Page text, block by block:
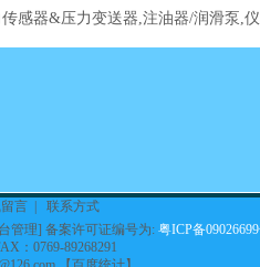
感器&压力变送器,注油器/润滑泵,
言| 联系方式
管理] 备案许可证编号为: 粤ICP备
：0769-89268291